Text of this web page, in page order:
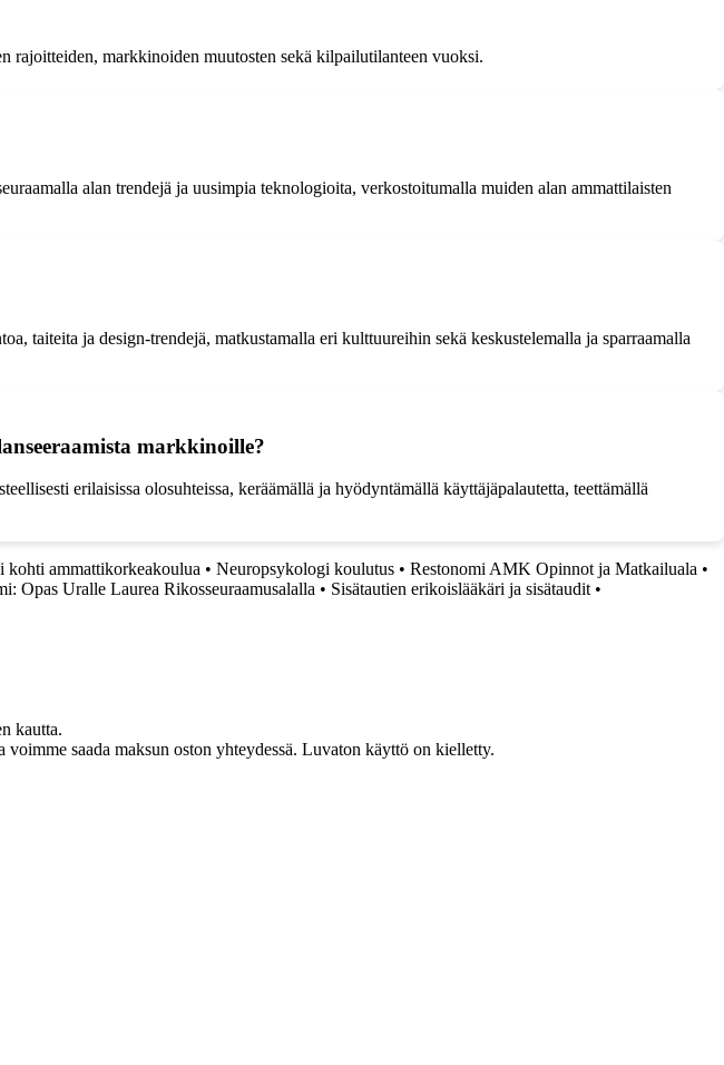
rajoitteiden, markkinoiden muutosten sekä kilpailutilanteen vuoksi.
alan trendejä ja uusimpia teknologioita, verkostoitumalla muiden alan ammattilaisten
taiteita ja design-trendejä, matkustamalla eri kulttuureihin sekä keskustelemalla ja sparraamalla
markkinoille?
erilaisissa olosuhteissa, keräämällä ja hyödyntämällä käyttäjäpalautetta, teettämällä
kohti ammattikorkeakoulua • Neuropsykologi koulutus • Restonomi AMK Opinnot ja Matkailuala •
Opas Uralle Laurea Rikosseuraamusalalla • Sisätautien erikoislääkäri ja sisätaudit •
kautta.
saada maksun oston yhteydessä. Luvaton käyttö on kielletty.